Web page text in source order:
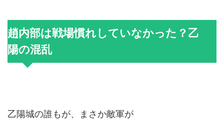
趙内部は戦場慣れしていなかった？乙
陽の混乱
乙陽城の誰もが、まさか敵軍が